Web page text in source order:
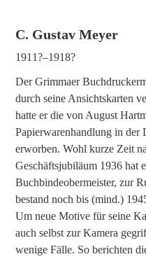
C. Gustav Meyer
1911?–1918?
Der Grimmaer
durch seine Ansichtskarten
hatte er die von August
Papierwarenhandlung in der
erworben. Wohl kurze Zeit
Geschäftsjubiläum 1936 hat
Buchbindeobermeister, zur
bestand noch bis (mind.)
Um neue Motive für seine
auch selbst zur Kamera
wenige Fälle. So berichten